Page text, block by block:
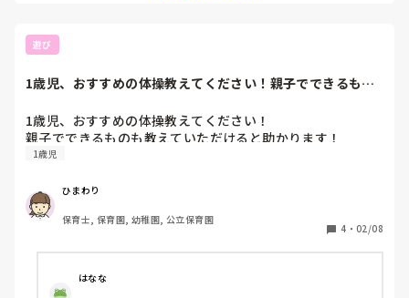
遊び
1歳児、おすすめの体操教えてください！親子でできるもの
1歳児、おすすめの体操教えてください！
親子でできるものも教えていただけると助かります！
1歳児
ひまわり
保育士, 保育園, 幼稚園, 公立保育園
4 ・ 02/08
はなな